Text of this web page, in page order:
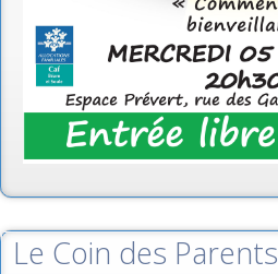
Le Coin des Parents